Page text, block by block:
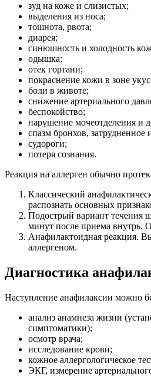
зуд на коже и слизистых;
выделения из носа;
тошнота, рвота;
диарея;
синюшность и холодность
одышка;
отек гортани;
покраснение кожи в зоне
боли в животе;
снижение артериального
беспокойство;
нарушение мочеотделения и
спазм бронхов,
судороги;
потеря сознания.
Реакция на аллерген обычно
Классический
распознать основных
Подострый вариант течения
минут после приема внутрь.
Анафилактоидная реакция.
аллергеном.
Диагностика
Наступление анафилаксии можно
анализ анамнеза жизни
симптоматики);
осмотр врача;
исследование крови;
кожное аллергологическое
ЭКГ, измерение